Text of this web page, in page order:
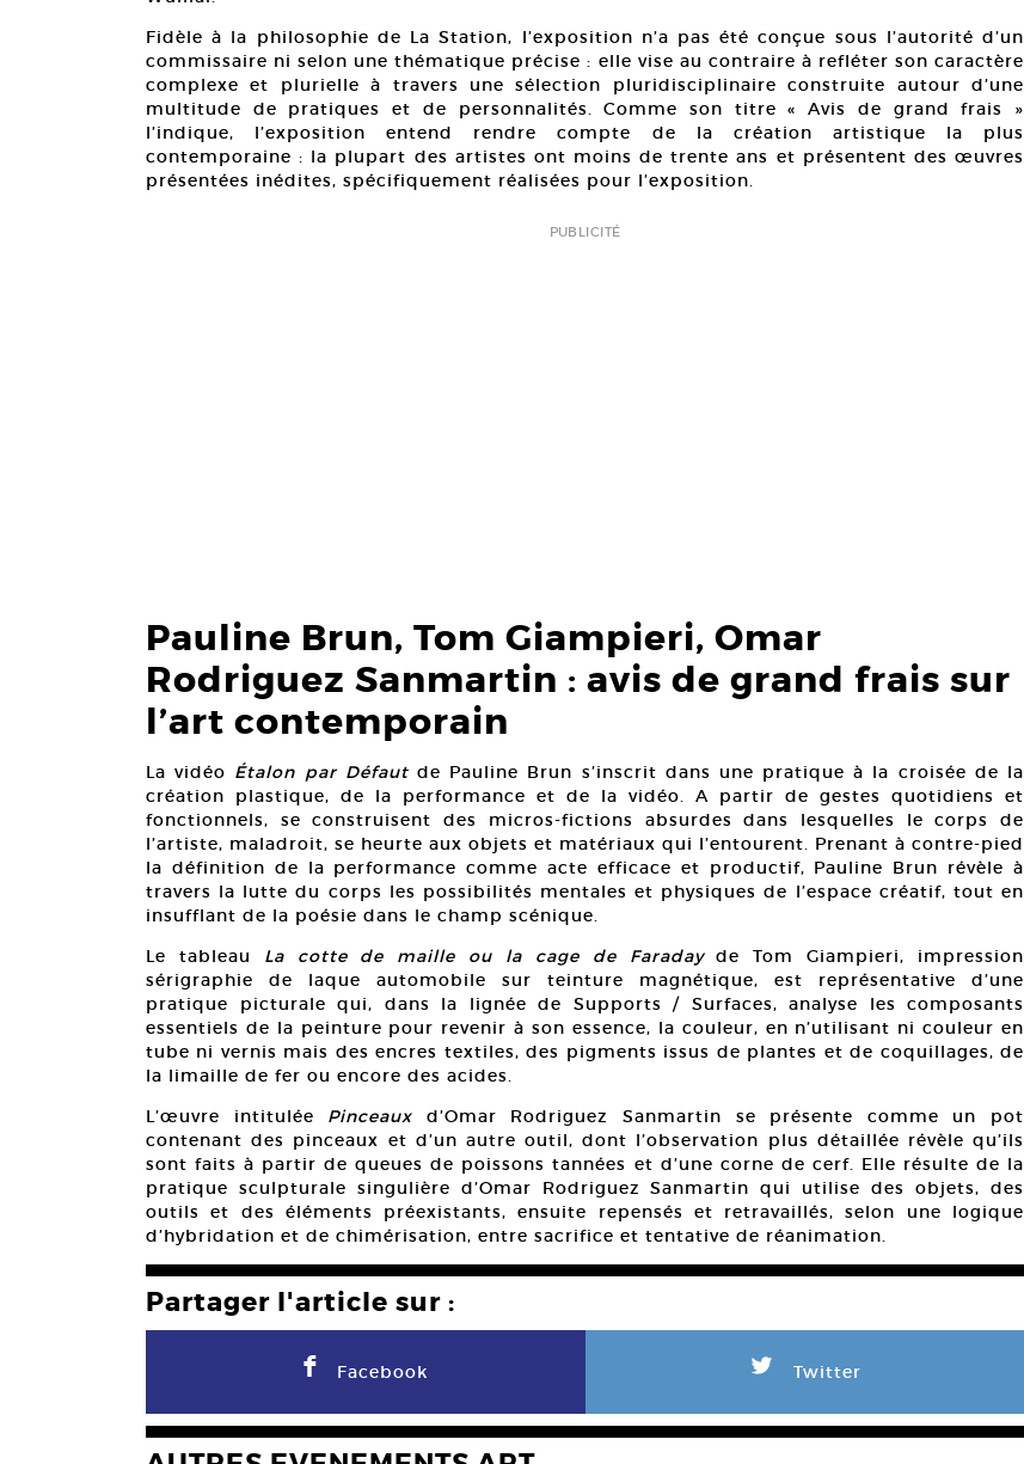
Fidèle à la philosophie de La Station, l’exposition n’a pas été conçue sous l’autorité d’un
commissaire ni selon une thématique précise : elle vise au contraire à refléter son caractère
complexe et plurielle à travers une sélection pluridisciplinaire construite autour d’une
multitude de pratiques et de personnalités. Comme son titre « Avis de grand frais »
l’indique, l’exposition entend rendre compte de la création artistique la plus
contemporaine : la plupart des artistes ont moins de trente ans et présentent des œuvres
présentées inédites, spécifiquement réalisées pour l’exposition.
PUBLICITÉ
Pauline Brun, Tom Giampieri, Omar
Rodriguez Sanmartin : avis de grand frais sur
l’art contemporain
La vidéo Étalon par Défautde Pauline Brun s’inscrit dans une pratique à la croisée de la
création plastique, de la performance et de la vidéo. A partir de gestes quotidiens et
fonctionnels, se construisent des micros-fictions absurdes dans lesquelles le corps de
l’artiste, maladroit, se heurte aux objets et matériaux qui l’entourent. Prenant à contre-pied
la définition de la performance comme acte efficace et productif, Pauline Brun révèle à
travers la lutte du corps les possibilités mentales et physiques de l’espace créatif, tout en
insufflant de la poésie dans le champ scénique.
Le tableau La cotte de maille ou la cage de Faradayde Tom Giampieri, impression
sérigraphie de laque automobile sur teinture magnétique, est représentative d’une
pratique picturale qui, dans la lignée de Supports / Surfaces, analyse les composants
essentiels de la peinture pour revenir à son essence, la couleur, en n’utilisant ni couleur en
tube ni vernis mais des encres textiles, des pigments issus de plantes et de coquillages, de
la limaille de fer ou encore des acides.
L’œuvre intitulée Pinceaux d’Omar Rodriguez Sanmartin se présente comme un pot
contenant des pinceaux et d’un autre outil, dont l’observation plus détaillée révèle qu’ils
sont faits à partir de queues de poissons tannées et d’une corne de cerf. Elle résulte de la
pratique sculpturale singulière d’Omar Rodriguez Sanmartin qui utilise des objets, des
outils et des éléments préexistants, ensuite repensés et retravaillés, selon une logique
d’hybridation et de chimérisation, entre sacrifice et tentative de réanimation.
Partager l'article sur :
F Facebook L Twitter